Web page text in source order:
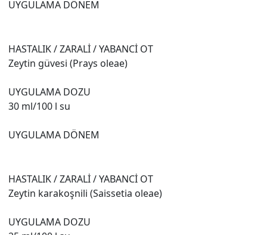
UYGULAMA DÖNEM
HASTALIK / ZARALİ / YABANCİ OT
Zeytin güvesi (Prays oleae)
UYGULAMA DOZU
30 ml/100 l su
UYGULAMA DÖNEM
HASTALIK / ZARALİ / YABANCİ OT
Zeytin karakoşnili (Saissetia oleae)
UYGULAMA DOZU